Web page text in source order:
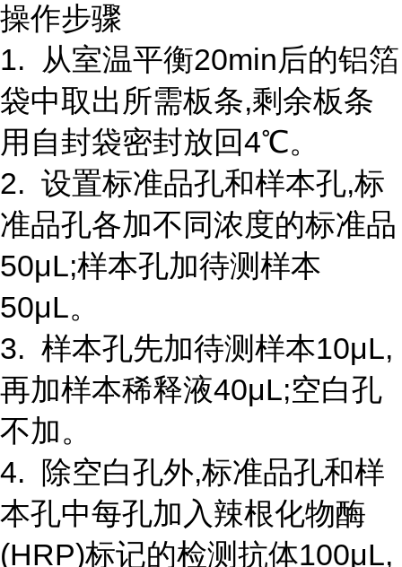
操作步骤
1. 从室温平衡20min后的铝箔
袋中取出所需板条,剩余板条
用自封袋密封放回4℃。
2. 设置标准品孔和样本孔,标
准品孔各加不同浓度的标准品
50μL;样本孔加待测样本
50μL。
3. 样本孔先加待测样本10μL,
再加样本稀释液40μL;空白孔
不加。
4. 除空白孔外,标准品孔和样
本孔中每孔加入辣根化物酶
(HRP)标记的检测抗体100μL,